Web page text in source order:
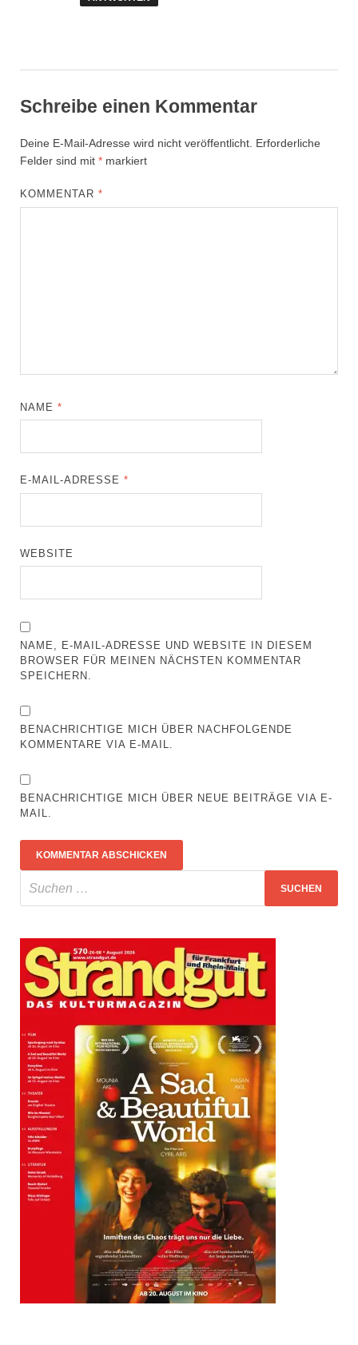
Schreibe einen Kommentar
Deine E-Mail-Adresse wird nicht veröffentlicht. Erforderliche
Felder sind mit * markiert
KOMMENTAR*
NAME*
E-MAIL-ADRESSE*
WEBSITE
NAME, E-MAIL-ADRESSE UND WEBSITE IN DIESEM
BROWSER FÜR MEINEN NÄCHSTEN KOMMENTAR
SPEICHERN.
BENACHRICHTIGE MICH ÜBER NACHFOLGENDE
KOMMENTARE VIA E-MAIL.
BENACHRICHTIGE MICH ÜBER NEUE BEITRÄGE VIA E-
MAIL.